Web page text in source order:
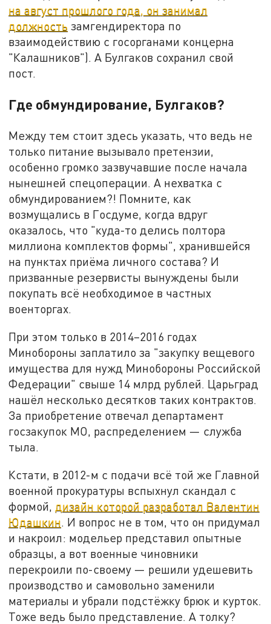
на август прошлого года, он занимал
должность замгендиректора по
взаимодействию с госорганами концерна
"Калашников"). А Булгаков сохранил свой
пост.
Где обмундирование, Булгаков?
Между тем стоит здесь указать, что ведь не
только питание вызывало претензии,
особенно громко зазвучавшие после начала
нынешней спецоперации. А нехватка с
обмундированием?! Помните, как
возмущались в Госдуме, когда вдруг
оказалось, что "куда-то делись полтора
миллиона комплектов формы", хранившейся
на пунктах приёма личного состава? И
призванные резервисты вынуждены были
покупать всё необходимое в частных
военторгах.
При этом только в 2014–2016 годах
Минобороны заплатило за "закупку вещевого
имущества для нужд Минобороны Российской
Федерации" свыше 14 млрд рублей. Царьград
нашёл несколько десятков таких контрактов.
За приобретение отвечал департамент
госзакупок МО, распределением — служба
тыла.
Кстати, в 2012-м с подачи всё той же Главной
военной прокуратуры вспыхнул скандал с
формой, дизайн которой разработал Валентин
Юдашкин . И вопрос не в том, что он придумал
и накроил: модельер представил опытные
образцы, а вот военные чиновники
перекроили по-своему — решили удешевить
производство и самовольно заменили
материалы и убрали подстёжку брюк и курток.
Тоже ведь было представление. А толку?